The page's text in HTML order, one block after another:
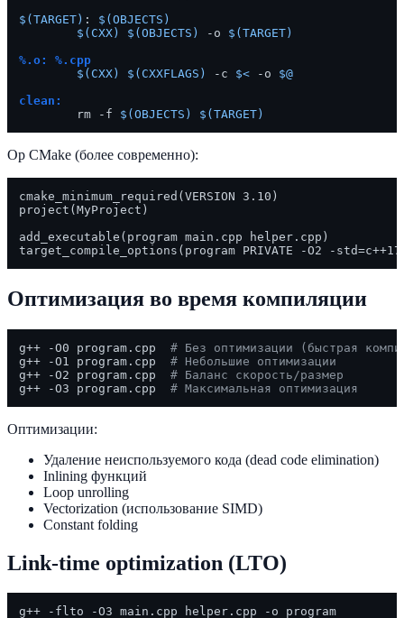
$(TARGET) : $(OBJECTS)
$(CXX)
$(OBJECTS) -o $(TARGET)
%.o: %.cpp
$(CXX)
$(CXXFLAGS) -c $< -o $@
clean:
	rm -f
$(OBJECTS) $(TARGET)
Ор CMake (более современно):
cmake_minimum_required(VERSION 3.10)
project(MyProject)
add_executable(program main.cpp helper.cpp)
Оптимизация во время компиляции
g++ -O0 program.cpp # Без оптимизации (быстрая
g++ -O1 program.cpp # Небольшие оптимизации
g++ -O2 program.cpp # Баланс скорость/размер
g++ -O3 program.cpp # Максимальная оптимизация
Оптимизации:
Удаление неиспользуемого кода (dead code elimination)
Inlining функций
Loop unrolling
Vectorization (использование SIMD)
Constant folding
Link-time optimization (LTO)